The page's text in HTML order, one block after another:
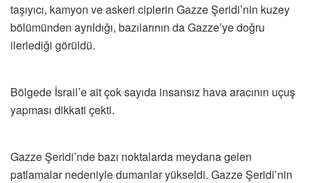
taşıyıcı, kamyon ve askeri ciplerin Gazze Şeridi’nin kuzey
bölümünden ayrıldığı, bazılarının da Gazze’ye doğru
ilerlediği görüldü.
Bölgede İsrail’e ait çok sayıda insansız hava aracının uçuş
yapması dikkati çekti.
Gazze Şeridi’nde bazı noktalarda meydana gelen
patlamalar nedeniyle dumanlar yükseldi. Gazze Şeridi’nin